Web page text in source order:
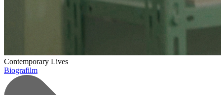
Contemporary Lives
Biografilm